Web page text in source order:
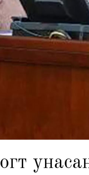
унасан